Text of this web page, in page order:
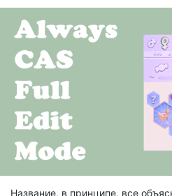
Название, в принципе, все